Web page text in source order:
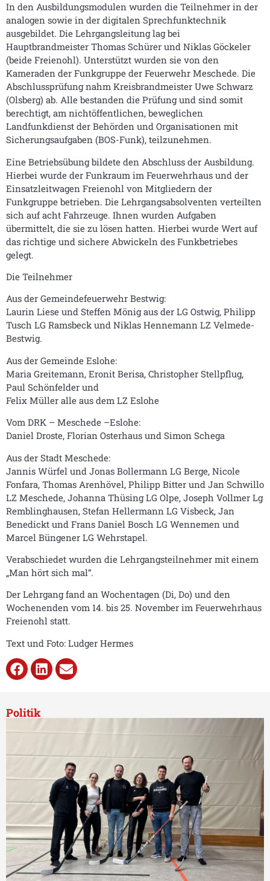
In den Ausbildungsmodulen wurden die Teilnehmer in der
analogen sowie in der digitalen Sprechfunktechnik
ausgebildet. Die Lehrgangsleitung lag bei
Hauptbrandmeister Thomas Schürer und Niklas Göckeler
(beide Freienohl). Unterstützt wurden sie von den
Kameraden der Funkgruppe der Feuerwehr Meschede. Die
Abschlussprüfung nahm Kreisbrandmeister Uwe Schwarz
(Olsberg) ab. Alle bestanden die Prüfung und sind somit
berechtigt, am nichtöffentlichen, beweglichen
Landfunkdienst der Behörden und Organisationen mit
Sicherungsaufgaben (BOS-Funk), teilzunehmen.
Eine Betriebsübung bildete den Abschluss der Ausbildung.
Hierbei wurde der Funkraum im Feuerwehrhaus und der
Einsatzleitwagen Freienohl von Mitgliedern der
Funkgruppe betrieben. Die Lehrgangsabsolventen verteilten
sich auf acht Fahrzeuge. Ihnen wurden Aufgaben
übermittelt, die sie zu lösen hatten. Hierbei wurde Wert auf
das richtige und sichere Abwickeln des Funkbetriebes
gelegt.
Die Teilnehmer
Aus der Gemeindefeuerwehr Bestwig:
Laurin Liese und Steffen Mönig aus der LG Ostwig, Philipp
Tusch LG Ramsbeck und Niklas Hennemann LZ Velmede-
Bestwig.
Aus der Gemeinde Eslohe:
Maria Greitemann, Eronit Berisa, Christopher Stellpflug,
Paul Schönfelder und
Felix Müller alle aus dem LZ Eslohe
Vom DRK – Meschede –Eslohe:
Daniel Droste, Florian Osterhaus und Simon Schega
Aus der Stadt Meschede:
Jannis Würfel und Jonas Bollermann LG Berge, Nicole
Fonfara, Thomas Arenhövel, Philipp Bitter und Jan Schwillo
LZ Meschede, Johanna Thüsing LG Olpe, Joseph Vollmer Lg
Remblinghausen, Stefan Hellermann LG Visbeck, Jan
Benedickt und Frans Daniel Bosch LG Wennemen und
Marcel Büngener LG Wehrstapel.
Verabschiedet wurden die Lehrgangsteilnehmer mit einem
„Man hört sich mal“.
Der Lehrgang fand an Wochentagen (Di, Do) und den
Wochenenden vom 14. bis 25. November im Feuerwehrhaus
Freienohl statt.
Text und Foto: Ludger Hermes
Politik